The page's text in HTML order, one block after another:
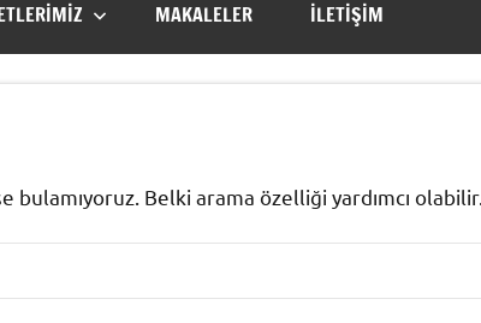
MAKALELER İLETIŞIM
bulamıyoruz. Belki arama özelliği yardımcı olabilir.